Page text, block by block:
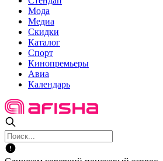
Мода
Медиа
Скидки
Каталог
Спорт
Кинопремьеры
Авиа
Календарь